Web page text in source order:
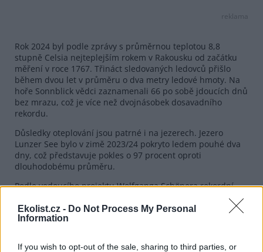
Ekolist.cz - Do Not Process My Personal
Information
If you wish to opt-out of the sale, sharing to third parties, or
reklama
Rok 2024 byl podle zprávy s průměrnou teplotou 8,8
stupně Celsia nejteplejším rokem v Rakousku od začátku
měření v roce 1767. Třináct sledovaných ledovců přišlo
během dvou let v průměru o dva metry ledové hmoty. Na
hoře Sonnblick vědci zaznamenali 66 po sobě jdoucích dnů
bez mrazu, což je více než dvojnásobek dosavadního
rekordu.
Důsledky oteplování jsou patrné i na jezerech. Jezero
Lunzer See bylo v zimě 2023/24 pokryto ledem pouhé dva
dny, což představuje pokles o 97 procent oproti
dlouhodobému průměru.
Podle vedoucího projektu Wolfganga Schönera rekordní
Rakousku se dále zrychlují. Kryosféra zahrnuje ledovce,
sněhovou pokrývku, permafrost i led na jezerech a